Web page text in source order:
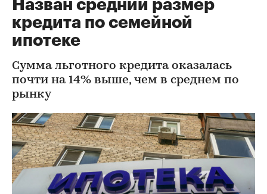
Назван средний размер
кредита по семейной
ипотеке
Сумма льготного кредита оказалась
почти на 14% выше, чем в среднем по
рынку